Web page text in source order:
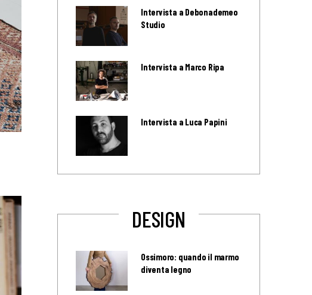
Intervista a Debonademeo
Studio
Intervista a Marco Ripa
Intervista a Luca Papini
DESIGN
Ossimoro: quando il marmo
diventa legno